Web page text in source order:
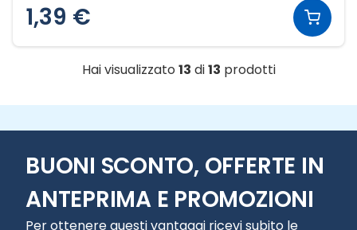
1,39 €
Hai visualizzato 13 di13 prodotti
BUONI SCONTO, OFFERTE IN
ANTEPRIMA E PROMOZIONI
Per ottenere questi vantaggi ricevi subito le